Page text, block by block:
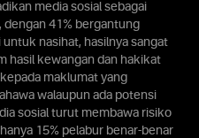
media sosial sebagai
dengan 41% bergantung
nasihat, hasilnya sangat
hasil kewangan dan hakikat
maklumat yang
walaupun ada potensi
sosial turut membawa risiko
15% pelabur benar-benar